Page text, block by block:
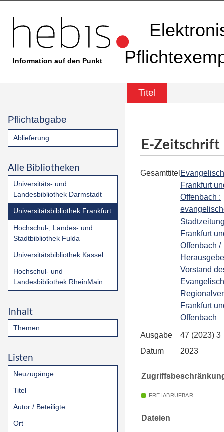
Information auf den Punkt
Titel
Pflichtabgabe
Ablieferung
Alle Bibliotheken
Universitäts- und
Landesbibliothek Darmstadt
Universitätsbibliothek Frankfurt
Hochschul-, Landes- und
Stadtbibliothek Fulda
Universitätsbibliothek Kassel
Hochschul- und
Landesbibliothek RheinMain
Inhalt
Themen
Listen
Neuzugänge
Titel
Autor / Beteiligte
Ort
E-Zeitschrift
Gesamttitel
Frankfurt
Offenbach :
Frankfurt
Offenbach /
Vorstand
Frankfurt
Offenbach
Ausgabe
47 (2023) 3
Datum
2023
FREI ABRUFBAR
Dateien